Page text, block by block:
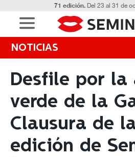
71 edición.Del 23 al 31 de
NOTICIAS
Desfile por la
verde de la
Clausura de
edición de